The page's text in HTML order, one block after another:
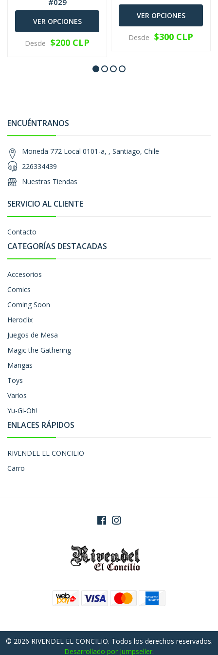
#029
VER OPCIONES
Desde $200 CLP
VER OPCIONES
Desde $300 CLP
ENCUÉNTRANOS
Moneda 772 Local 0101-a, , Santiago, Chile
226334439
Nuestras Tiendas
SERVICIO AL CLIENTE
Contacto
CATEGORÍAS DESTACADAS
Accesorios
Comics
Coming Soon
Heroclix
Juegos de Mesa
Magic the Gathering
Mangas
Toys
Varios
Yu-Gi-Oh!
ENLACES RÁPIDOS
RIVENDEL EL CONCILIO
Carro
© 2026 RIVENDEL EL CONCILIO. Todos los derechos reservados.
Desarrollado por Jumpseller.